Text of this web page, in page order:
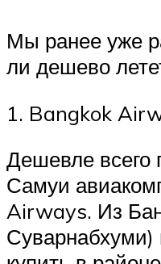
Мы ранее уже
ли дешево
1. Bangkok
Дешевле всего
Самуи
Airways. Из